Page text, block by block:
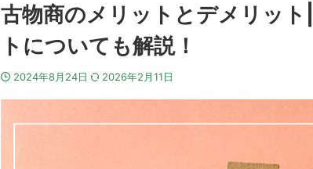
古物商のメリットとデメリッ
トについても解説！
2024年8月24日 2026年2月11日